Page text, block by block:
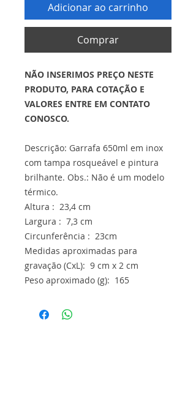
Adicionar ao carrinho
Comprar
NÃO INSERIMOS PREÇO NESTE
PRODUTO, PARA COTAÇÃO E
VALORES ENTRE EM CONTATO
CONOSCO.
Descrição: Garrafa 650ml em inox
com tampa rosqueável e pintura
brilhante. Obs.: Não é um modelo
térmico.
Altura : 23,4 cm
Largura : 7,3 cm
Circunferência : 23cm
Medidas aproximadas para
gravação (CxL): 9 cm x 2 cm
Peso aproximado (g): 165